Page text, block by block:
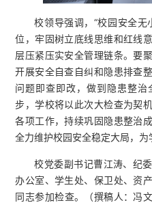
校领导强调，“校园安全无
位，牢固树立底线思维和红线
层压紧压实安全管理链条。要
开展安全自查自纠和隐患排查
问题即查即改，做到隐患整
步，学校将以此次大检查为契
各项工作，持续巩固隐患整治
全力维护校园安全稳定大局，为
校党委副书记曹江涛、纪
办公室、学生处、保卫处、资
同志参加检查。（撰稿人：冯